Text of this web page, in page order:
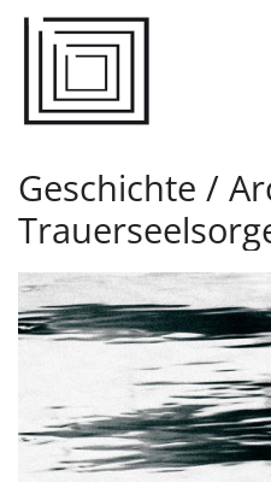
Zum Inhalt springen
Geschichte /